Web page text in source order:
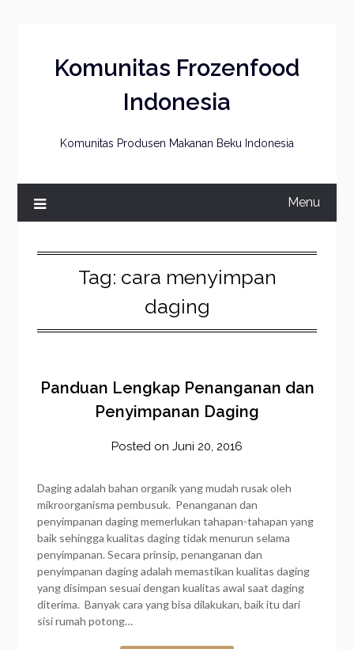
Komunitas Frozenfood
Indonesia
Komunitas Produsen Makanan Beku Indonesia
Menu
Tag: cara menyimpan
daging
Panduan Lengkap Penanganan dan
Penyimpanan Daging
Posted on Juni 20, 2016
Daging adalah bahan organik yang mudah rusak oleh
mikroorganisma pembusuk. Penanganan dan
penyimpanan daging memerlukan tahapan-tahapan yang
baik sehingga kualitas daging tidak menurun selama
penyimpanan. Secara prinsip, penanganan dan
penyimpanan daging adalah memastikan kualitas daging
yang disimpan sesuai dengan kualitas awal saat daging
diterima. Banyak cara yang bisa dilakukan, baik itu dari
sisi rumah potong…